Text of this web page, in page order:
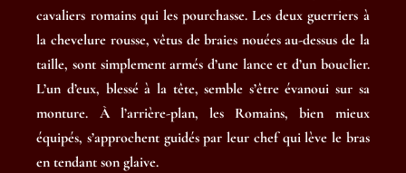
cavaliers romains qui les pourchasse. Les deux guerriers à
la chevelure rousse, vêtus de braies nouées au-dessus de la
taille, sont simplement armés d’une lance et d’un bouclier.
L’un d’eux, blessé à la tête, semble s’être évanoui sur sa
monture. À l’arrière-plan, les Romains, bien mieux
équipés, s’approchent guidés par leur chef qui lève le bras
en tendant son glaive.